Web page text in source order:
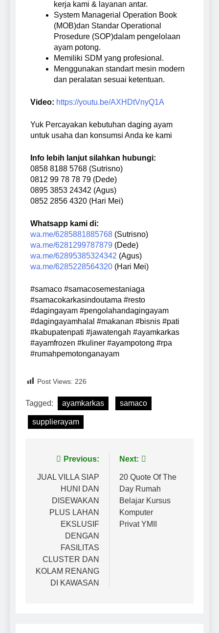
kerja kami & layanan antar.
System Managerial Operation Book
(MOB)dan Standar Operational
Prosedure (SOP)dalam pengelolaan
ayam potong.
Memiliki SDM yang profesional.
Menggunakan standart mesin modern
dan peralatan sesuai ketentuan.
Video: https://youtu.be/AXHDtVnyQ1A
Yuk Percayakan kebutuhan daging ayam
untuk usaha dan konsumsi Anda ke kami
Info lebih lanjut silahkan hubungi:
0858 8188 5768 (Sutrisno)
0812 99 78 78 79 (Dede)
0895 3853 24342 (Agus)
0852 2856 4320 (Hari Mei)
Whatsapp kami di:
wa.me/6285881885768 (Sutrisno)
wa.me/6281299787879 (Dede)
wa.me/62895385324342 (Agus)
wa.me/6285228564320 (Hari Mei)
#samaco #samacosemestaniaga
#samacokarkasindoutama #resto
#dagingayam #pengolahandagingayam
#dagingayamhalal #makanan #bisnis #pati
#kabupatenpati #jawatengah #ayamkarkas
#ayamfrozen #kuliner #ayampotong #rpa
#rumahpemotonganayam
Post Views: 226
Tagged: ayamkarkas samaco
supplierayam
Previous:
JUAL VILLA SIAP
HUNI DAN
DISEWAKAN
PLUS LAHAN
EKSLUSIF
DENGAN
FASILITAS
CLUSTER DAN
KOLAM RENANG
DI KAWASAN
Next:
20 Quote Of The
Day Rumah
Belajar Kursus
Komputer
Privat YMII